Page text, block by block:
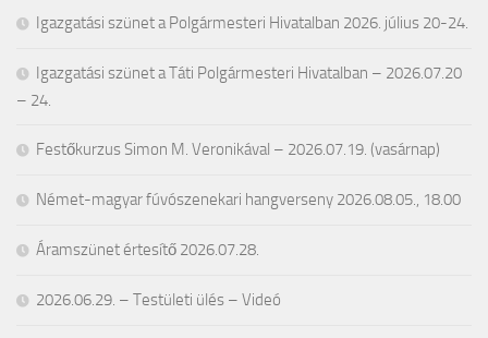
Igazgatási szünet a Polgármesteri Hivatalban 2026. július 20-24.
Igazgatási szünet a Táti Polgármesteri Hivatalban – 2026.07.20
– 24.
Festőkurzus Simon M. Veronikával – 2026.07.19. (vasárnap)
Német-magyar fúvószenekari hangverseny 2026.08.05., 18.00
Áramszünet értesítő 2026.07.28.
2026.06.29. – Testületi ülés – Videó